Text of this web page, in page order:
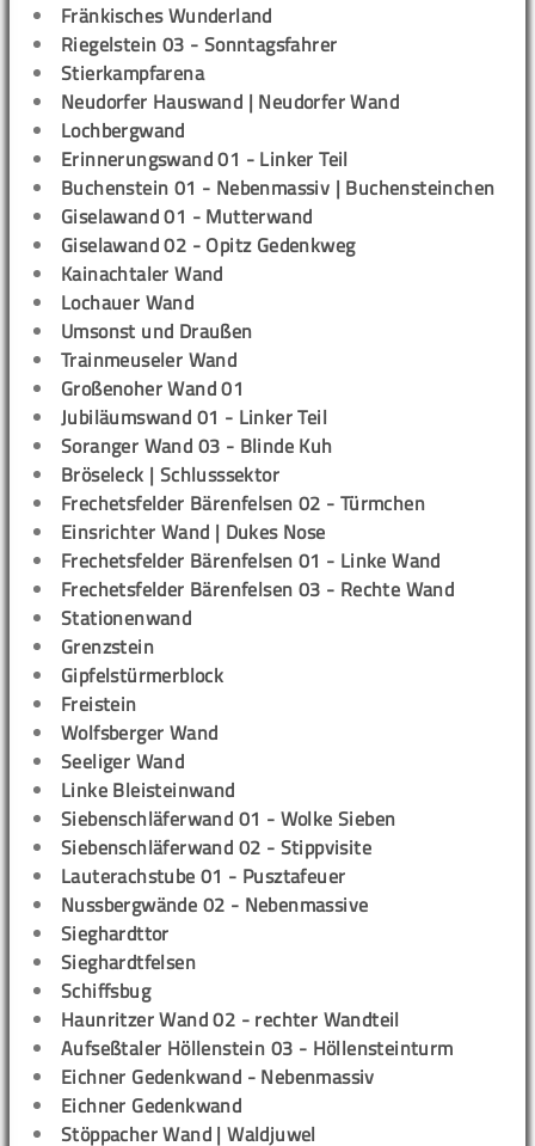
Fränkisches Wunderland
Riegelstein 03 - Sonntagsfahrer
Stierkampfarena
Neudorfer Hauswand | Neudorfer Wand
Lochbergwand
Erinnerungswand 01 - Linker Teil
Buchenstein 01 - Nebenmassiv | Buchensteinchen
Giselawand 01 - Mutterwand
Giselawand 02 - Opitz Gedenkweg
Kainachtaler Wand
Lochauer Wand
Umsonst und Draußen
Trainmeuseler Wand
Großenoher Wand 01
Jubiläumswand 01 - Linker Teil
Soranger Wand 03 - Blinde Kuh
Bröseleck | Schlusssektor
Frechetsfelder Bärenfelsen 02 - Türmchen
Einsrichter Wand | Dukes Nose
Frechetsfelder Bärenfelsen 01 - Linke Wand
Frechetsfelder Bärenfelsen 03 - Rechte Wand
Stationenwand
Grenzstein
Gipfelstürmerblock
Freistein
Wolfsberger Wand
Seeliger Wand
Linke Bleisteinwand
Siebenschläferwand 01 - Wolke Sieben
Siebenschläferwand 02 - Stippvisite
Lauterachstube 01 - Pusztafeuer
Nussbergwände 02 - Nebenmassive
Sieghardttor
Sieghardtfelsen
Schiffsbug
Haunritzer Wand 02 - rechter Wandteil
Aufseßtaler Höllenstein 03 - Höllensteinturm
Eichner Gedenkwand - Nebenmassiv
Eichner Gedenkwand
Stöppacher Wand | Waldjuwel